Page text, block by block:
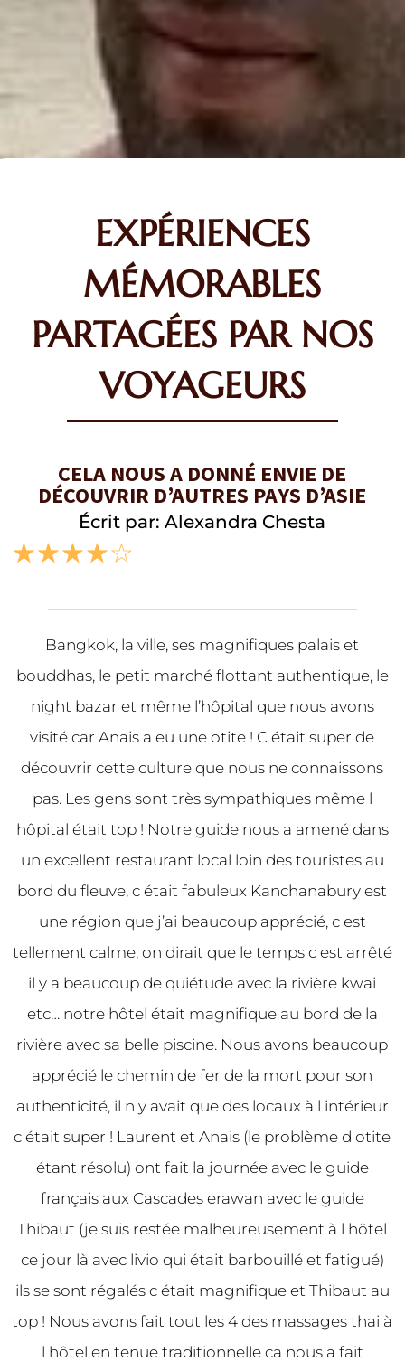
EXPÉRIENCES
MÉMORABLES
PARTAGÉES PAR NOS
VOYAGEURS
CELA NOUS A DONNÉ ENVIE DE
DÉCOUVRIR D’AUTRES PAYS D’ASIE
Écrit par: Alexandra Chesta
☆☆☆☆☆
Bangkok, la ville, ses magnifiques palais et
bouddhas, le petit marché flottant authentique, le
night bazar et même l’hôpital que nous avons
visité car Anais a eu une otite ! C était super de
découvrir cette culture que nous ne connaissons
pas. Les gens sont très sympathiques même l
hôpital était top ! Notre guide nous a amené dans
un excellent restaurant local loin des touristes au
bord du fleuve, c était fabuleux Kanchanabury est
une région que j’ai beaucoup apprécié, c est
tellement calme, on dirait que le temps c est arrêté
il y a beaucoup de quiétude avec la rivière kwai
etc… notre hôtel était magnifique au bord de la
rivière avec sa belle piscine. Nous avons beaucoup
apprécié le chemin de fer de la mort pour son
authenticité, il n y avait que des locaux à l intérieur
c était super ! Laurent et Anais (le problème d otite
étant résolu) ont fait la journée avec le guide
français aux Cascades erawan avec le guide
Thibaut (je suis restée malheureusement à l hôtel
ce jour là avec livio qui était barbouillé et fatigué)
ils se sont régalés c était magnifique et Thibaut au
top ! Nous avons fait tout les 4 des massages thai à
l hôtel en tenue traditionnelle ca nous a fait